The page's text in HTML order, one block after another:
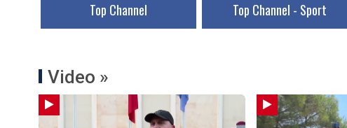
Top Channel Top Channel - Sport
Video »